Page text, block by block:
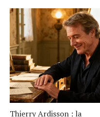
Thierry Ardisson : la